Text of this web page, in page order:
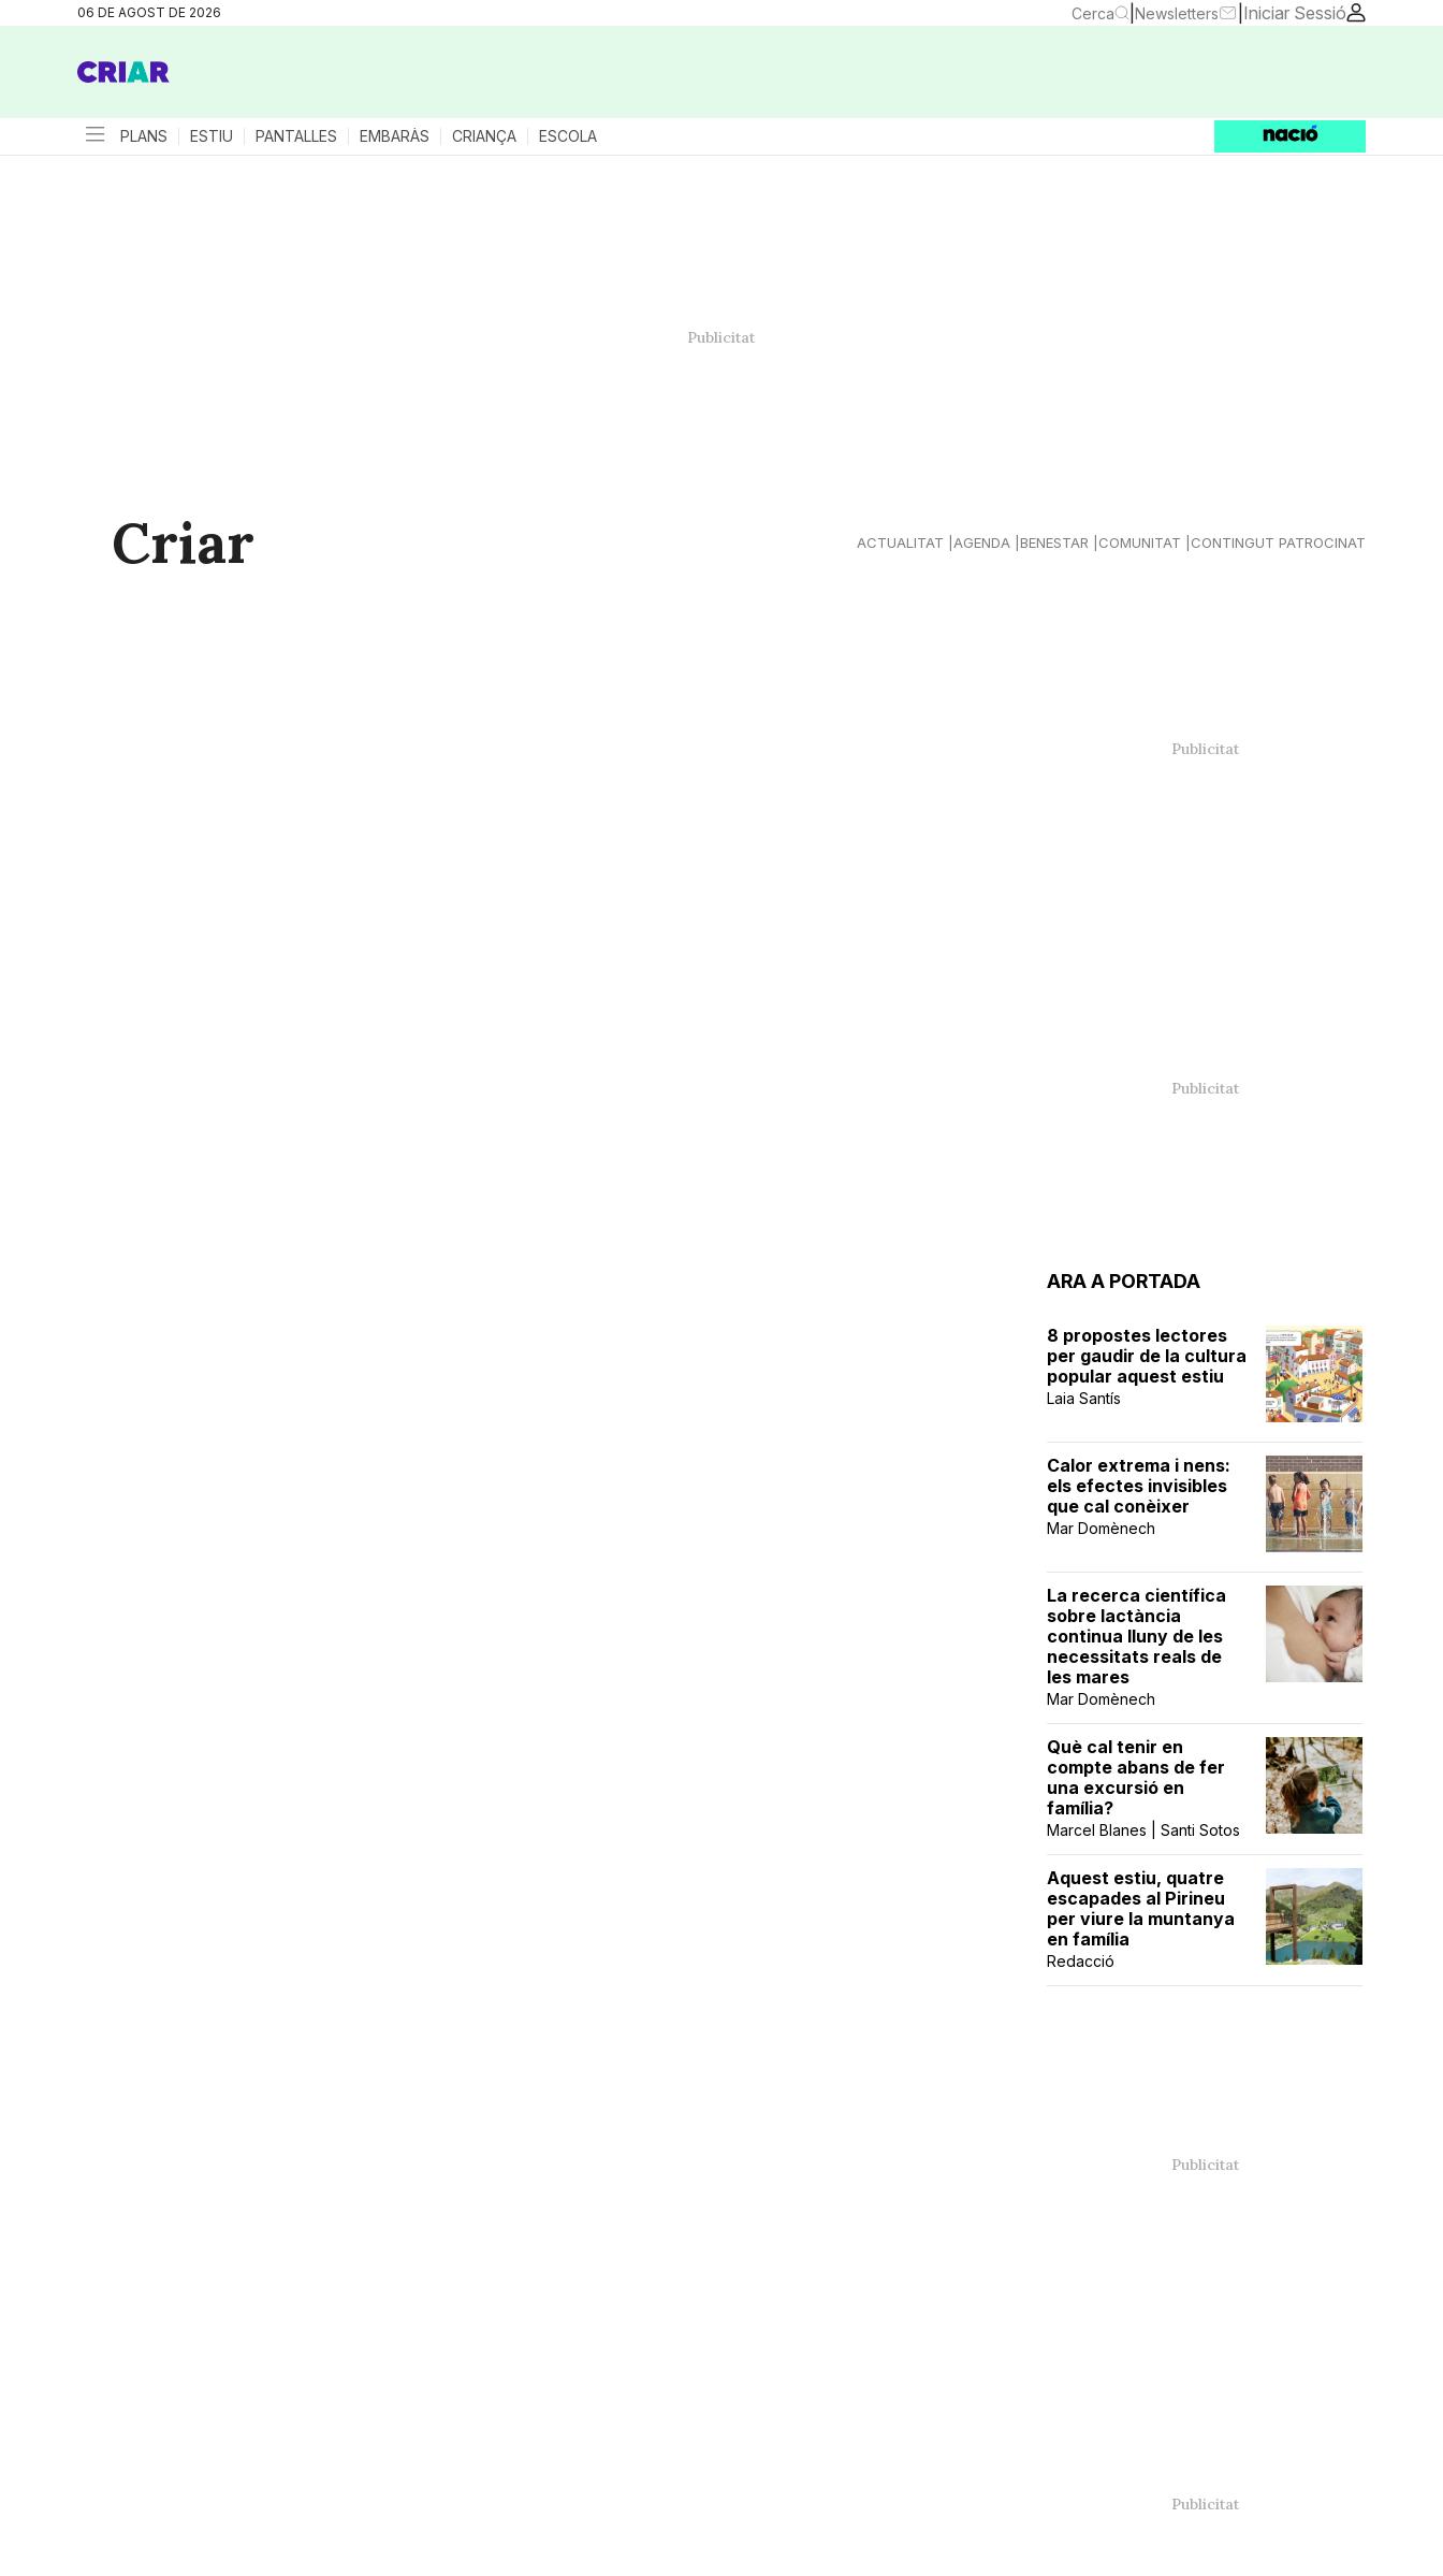
06 DE AGOST DE 2026 Cerca Newsletters Iniciar Sessió
PLANS ESTIU PANTALLES EMBARÀS CRIANÇA ESCOLA
Criar ACTUALITAT AGENDA BENESTAR COMUNITAT CONTINGUT PATROCINAT
ARA A PORTADA
8 propostes lectores
per gaudir de la cultura
popular aquest estiu
Laia Santís
Calor extrema i nens:
els efectes invisibles
que cal conèixer
Mar Domènech
La recerca científica
sobre lactància
continua lluny de les
necessitats reals de
les mares
Mar Domènech
Què cal tenir en
compte abans de fer
una excursió en
família?
Marcel Blanes | Santi Sotos
Aquest estiu, quatre
escapades al Pirineu
per viure la muntanya
en família
Redacció